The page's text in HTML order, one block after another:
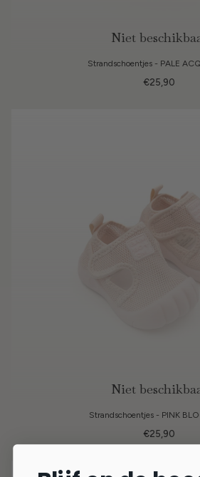
Niet
Strandschoentjes - PALE
€25,90
Niet
Strandschoentjes - PINK
€25,90